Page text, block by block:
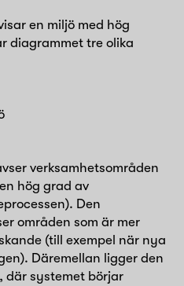
en miljö med hög
diagrammet tre olika
verksamhetsområden
hög grad av
Den
områden som är mer
(till exempel när nya
Däremellan ligger den
där systemet börjar